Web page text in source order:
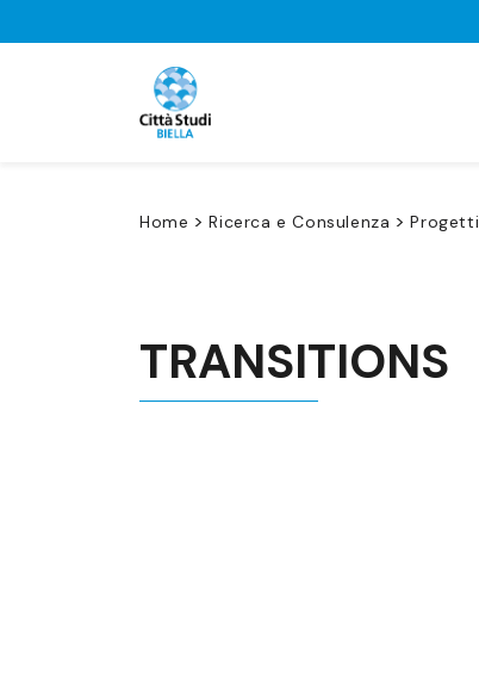
Home >Ricerca e Consulenza >Progetti
TRANSITIONS